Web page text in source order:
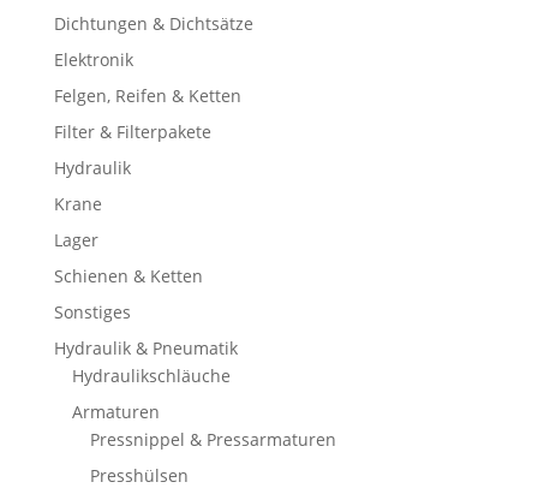
Dichtungen & Dichtsätze
Elektronik
Felgen, Reifen & Ketten
Filter & Filterpakete
Hydraulik
Krane
Lager
Schienen & Ketten
Sonstiges
Hydraulik & Pneumatik
Hydraulikschläuche
Armaturen
Pressnippel & Pressarmaturen
Presshülsen